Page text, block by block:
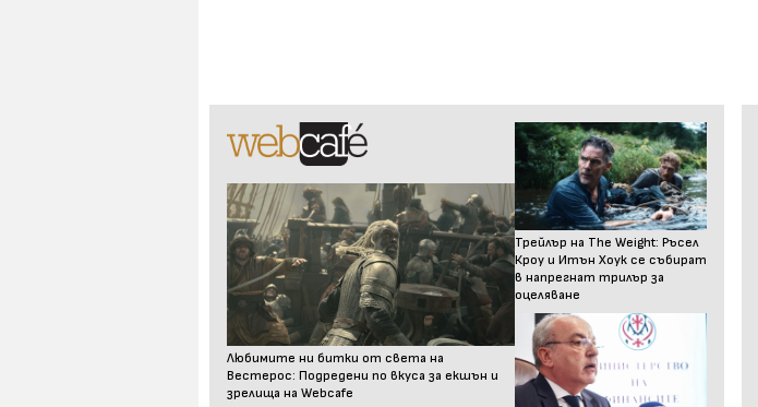
Любимите ни битки от света на
Вестерос: Подредени по вкуса за екшън и
зрелища на Webcafe
Трейлър на The Weight: Ръсел
Кроу и Итън Хоук се събират
в напрегнат трилър за
оцеляване